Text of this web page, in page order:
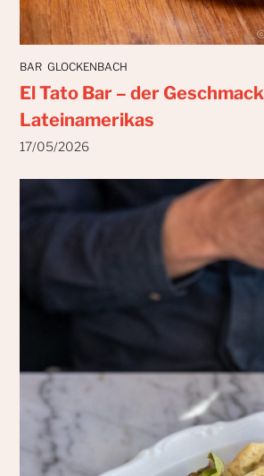
BAR GLOCKENBACH
El Tato Bar – der Geschmack
Lateinamerikas
17/05/2026